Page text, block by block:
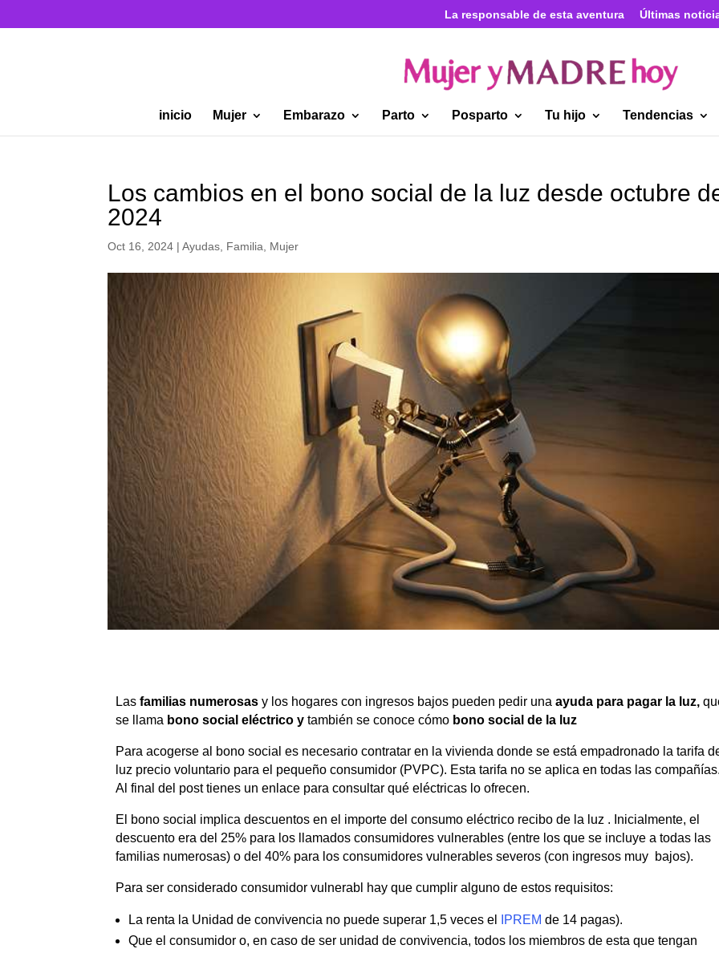
La responsable de esta aventura Últimas
inicio Mujer Embarazo Parto Posparto Tu hijo Tendencias
Los cambios en el bono social de la luz desde octubre
2024
Oct 16, 2024 |Ayudas Familia Mujer
Lasfamilias numerosas y los hogares con ingresos bajos pueden pedir unaayuda para pagar la luz,
se llama bono social eléctrico y también se conoce cómo bono social de la luz
Para acogerse al bono social es necesario contratar en la vivienda donde se está empadronado la tarifa
luz precio voluntario para el pequeño consumidor (PVPC). Esta tarifa no se aplica en todas las
Al final del post tienes un enlace para consultar qué eléctricas lo ofrecen.
El bono social implica descuentos en el importe del consumo eléctrico recibo de la luz . Inicialmente, el
descuento era del 25% para los llamados consumidores vulnerables (entre los que se incluye a todas las
familias numerosas) o del 40% para los consumidores vulnerables severos (con ingresos muy bajos).
Para ser considerado consumidor vulnerabl hay que cumplir alguno de estos requisitos:
La renta la Unidad de convivencia no puede superar 1,5 veces el IPREM de 14 pagas).
Que el consumidor o, en caso de ser unidad de convivencia, todos los miembros de esta que tengan